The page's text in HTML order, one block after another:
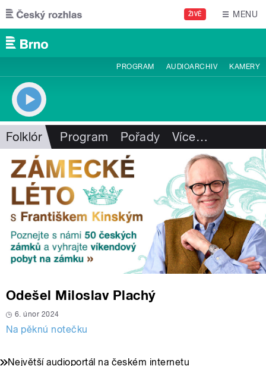
Přejít k hlavnímu obsahu
ŽIVĚ MENU
PROGRAM AUDIOARCHIV KAMERY
Folklór Program Pořady Více…
Odešel Miloslav Plachý
6. únor 2024
Na pěknú notečku
Největší audioportál na českém internetu